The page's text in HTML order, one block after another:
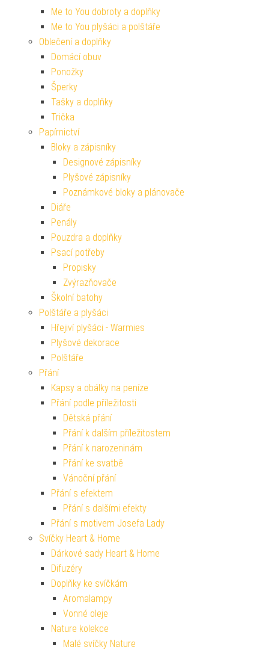
Me to You dobroty a doplňky
Me to You plyšáci a polštáře
Oblečení a doplňky
Domácí obuv
Ponožky
Šperky
Tašky a doplňky
Trička
Papírnictví
Bloky a zápisníky
Designové zápisníky
Plyšové zápisníky
Poznámkové bloky a plánovače
Diáře
Penály
Pouzdra a doplňky
Psací potřeby
Propisky
Zvýrazňovače
Školní batohy
Polštáře a plyšáci
Hřejiví plyšáci - Warmies
Plyšové dekorace
Polštáře
Přání
Kapsy a obálky na peníze
Přání podle příležitosti
Dětská přání
Přání k dalším příležitostem
Přání k narozeninám
Přání ke svatbě
Vánoční přání
Přání s efektem
Přání s dalšími efekty
Přání s motivem Josefa Lady
Svíčky Heart & Home
Dárkové sady Heart & Home
Difuzéry
Doplňky ke svíčkám
Aromalampy
Vonné oleje
Nature kolekce
Malé svíčky Nature